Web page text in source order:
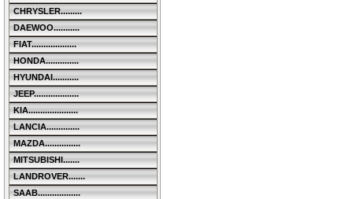
CHRYSLER.........
DAEWOO...........
FIAT...................
HONDA..............
HYUNDAI...........
JEEP...................
KIA.....................
LANCIA..............
MAZDA...............
MITSUBISHI.......
LANDROVER.......
SAAB..................